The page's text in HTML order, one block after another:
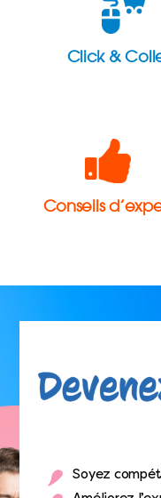
Click &
Conseils
Soyez